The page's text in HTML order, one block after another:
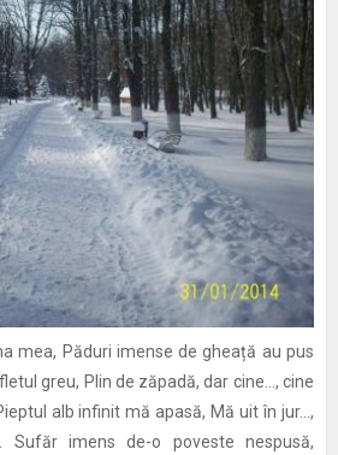
mea, Păduri imense de gheață au pus
greu, Plin de zăpadă, dar cine..., cine
alb infinit mă apasă, Mă uit în jur...,
imens de-o poveste nespusă,